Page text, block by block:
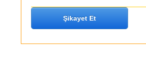
Şikayet Et